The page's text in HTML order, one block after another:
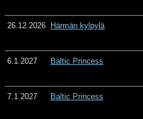
26.12.2026 Härmän kylpylä
6.1.2027 Baltic Princess
7.1.2027 Baltic Princess